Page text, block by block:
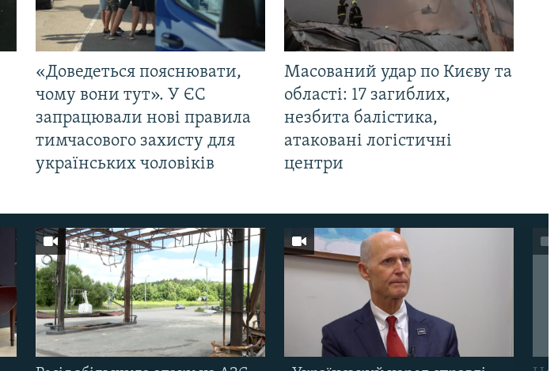
«Доведеться пояснювати,
чому вони тут». У ЄС
запрацювали нові правила
тимчасового захисту для
українських чоловіків
Масований удар по Києву та
області: 17 загиблих,
незбита балістика,
атаковані логістичні
центри